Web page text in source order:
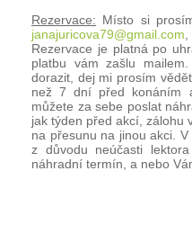
Rezervace: Místo si
janajuricova79@gmail.com
Rezervace je platná po
platbu vám zašlu
dorazit, dej mi prosím
než 7 dní před konáním
můžete za sebe poslat
jak týden před akcí, zálohu
na přesunu na jinou akci.
z důvodu neúčasti
náhradní termín, a nebo